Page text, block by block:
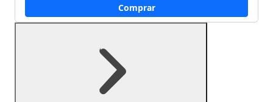
Comprar